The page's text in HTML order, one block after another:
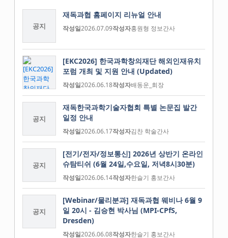
공지
재독과협 홈페이지 리뉴얼 안내
작성일2026.07.09작성자홍원형 정보간사
[EKC2026] 한국과학창의재단 해외인재유치
포럼 개최 및 지원 안내 (Updated)
작성일2026.06.18작성자배동운_회장
공지
재독한국과학기술자협회 특별 논문집 발간
일정 안내
작성일2026.06.17작성자김찬 학술간사
공지
[전기/전자/정보통신] 2026년 상반기 온라인
슈탐티쉬 (6월 24일,수요일, 저녁8시30분)
작성일2026.06.14작성자한슬기 홍보간사
공지
[Webinar/물리분과] 재독과협 웨비나 6월 9
일 20시 - 김승현 박사님 (MPI-CPfS,
Dresden)
작성일2026.06.08작성자한슬기 홍보간사